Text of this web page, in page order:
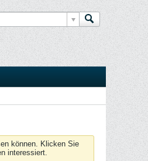
können. Klicken Sie
interessiert.